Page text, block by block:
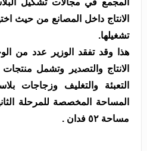
المجمع في مجالات تشكيل
الانتاج داخل المصانع من حيث
تشغيلها.
هذا وقد تفقد الوزير عدد من
الانتاج والتصدير وتشمل
التعبئة والتغليف وزجاجات
المساحة المخصصة للمرحلة
مساحة ٥٢ فدان .